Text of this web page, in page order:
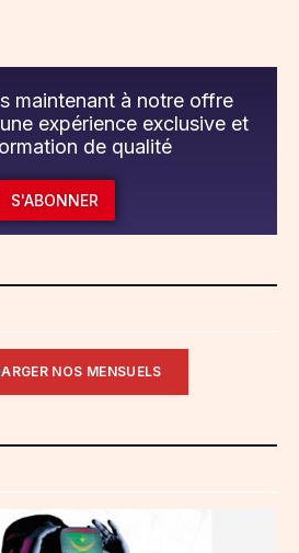
maintenant à notre offre
expérience exclusive et
de qualité
S'ABONNER
NOS MENSUELS